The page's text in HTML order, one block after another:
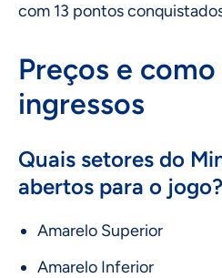
com 13 pontos
Preços e
ingressos
Quais setores do
abertos para o jogo?
Amarelo Superior
Amarelo Inferior